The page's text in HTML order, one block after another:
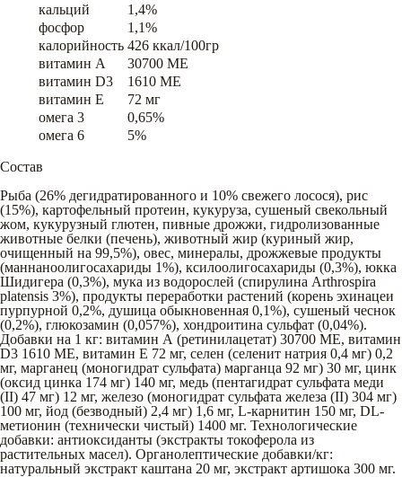
кальций
1,4%
фосфор
1,1%
калорийность 426 ккал/100гр
витамин A
30700 ME
витамин D3
1610 ME
витамин E
72 мг
омега 3
0,65%
омега 6
5%
Состав
Рыба (26% дегидратированного и 10% свежего лосося), рис
(15%), картофельный протеин, кукуруза, сушеный свекольный
жом, кукурузный глютен, пивные дрожжи, гидролизованные
животные белки (печень), животный жир (куриный жир,
очищенный на 99,5%), овес, минералы, дрожжевые продукты
(маннаноолигосахариды 1%), ксилоолигосахариды (0,3%), юкка
Шидигера (0,3%), мука из водорослей (спирулина Arthrospira
platensis 3%), продукты переработки растений (корень эхинацеи
пурпурной 0,2%, душица обыкновенная 0,1%), сушеный чеснок
(0,2%), глюкозамин (0,057%), хондроитина сульфат (0,04%).
Добавки на 1 кг: витамин А (ретинилацетат) 30700 МЕ, витамин
D3 1610 МЕ, витамин Е 72 мг, селен (селенит натрия 0,4 мг) 0,2
мг, марганец (моногидрат сульфата) марганца 92 мг) 30 мг, цинк
(оксид цинка 174 мг) 140 мг, медь (пентагидрат сульфата меди
(II) 47 мг) 12 мг, железо (моногидрат сульфата железа (II) 304 мг)
100 мг, йод (безводный) 2,4 мг) 1,6 мг, L-карнитин 150 мг, DL-
метионин (технически чистый) 1400 мг. Технологические
добавки: антиоксиданты (экстракты токоферола из
растительных масел). Органолептические добавки/кг:
натуральный экстракт каштана 20 мг, экстракт артишока 300 мг.